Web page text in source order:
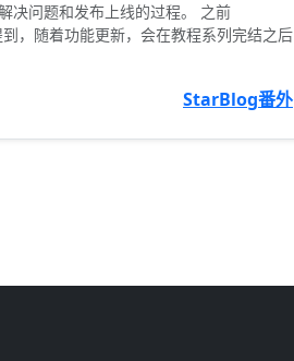
决问题和发布上线的过程。 之前
，随着功能更新，会在教程系列完结之后
StarBlog番外